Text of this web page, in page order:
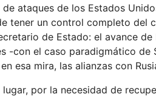
de ataques de los Estados
tener un control completo del
de Estado: el avance
-con el caso paradigmático de
esa mira, las alianzas con
lugar, por la necesidad de